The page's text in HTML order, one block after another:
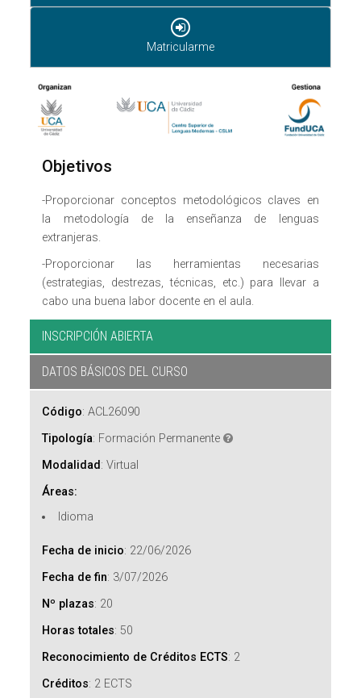
Matricularme
Objetivos
-Proporcionar conceptos metodológicos claves en
la metodología de la enseñanza de lenguas
extranjeras.
-Proporcionar las herramientas necesarias
(estrategias, destrezas, técnicas, etc.) para llevar a
cabo una buena labor docente en el aula.
INSCRIPCIÓN ABIERTA
DATOS BÁSICOS DEL CURSO
Código:ACL26090
Tipología: Formación Permanente
Modalidad:Virtual
Áreas:
Idioma
Fecha de inicio: 22/06/2026
Fecha de fin: 3/07/2026
Nº plazas: 20
Horas totales: 50
Reconocimiento de Créditos ECTS: 2
Créditos: 2 ECTS